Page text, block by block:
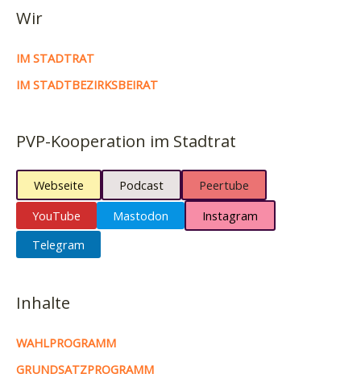
Wir
IM STADTRAT
IM STADTBEZIRKSBEIRAT
PVP-Kooperation im Stadtrat
Webseite Podcast
Peertube
YouTube
Mastodon
Instagram
Telegram
Inhalte
WAHLPROGRAMM
GRUNDSATZPROGRAMM